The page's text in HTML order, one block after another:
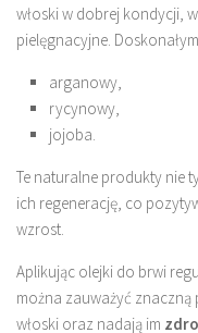
włoski w dobrej kondycji,
pielęgnacyjne.
arganowy,
rycynowy,
jojoba.
Te naturalne produkty nie
ich regenerację, co
wzrost.
Aplikując olejki do brwi
można zauważyć
włoski oraz nadają im